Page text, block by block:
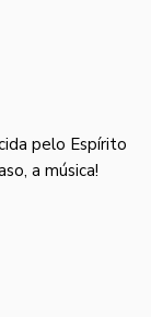
pelo Espírito
a música!